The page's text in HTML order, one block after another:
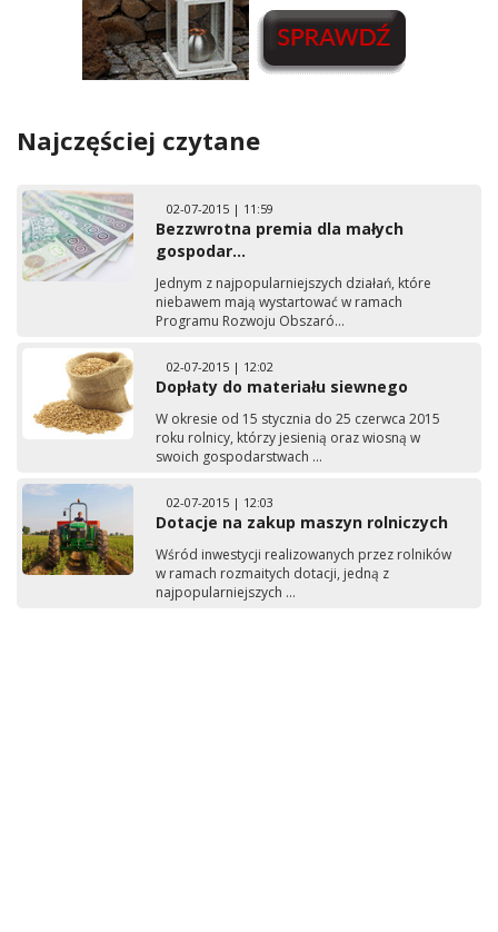
Najczęściej czytane
02-07-2015 | 11:59
Bezzwrotna premia dla małych
gospodar...
Jednym z najpopularniejszych działań, które
niebawem mają wystartować w ramach
Programu Rozwoju Obszaró...
02-07-2015 | 12:02
Dopłaty do materiału siewnego
W okresie od 15 stycznia do 25 czerwca 2015
roku rolnicy, którzy jesienią oraz wiosną w
swoich gospodarstwach ...
02-07-2015 | 12:03
Dotacje na zakup maszyn rolniczych
Wśród inwestycji realizowanych przez rolników
w ramach rozmaitych dotacji, jedną z
najpopularniejszych ...